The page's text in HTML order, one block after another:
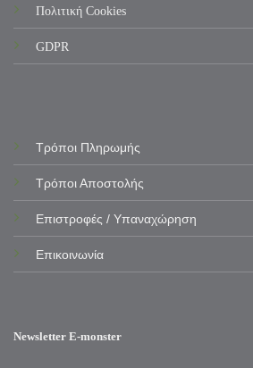
Πολιτική Cookies
GDPR
Τρόποι Πληρωμής
Τρόποι Αποστολής
Επιστροφές / Υπαναχώρηση
Επικοινωνία
Newsletter E-monster